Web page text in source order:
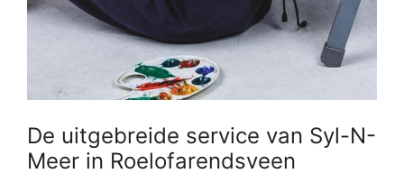
De uitgebreide service van Syl-N-
Meer in Roelofarendsveen